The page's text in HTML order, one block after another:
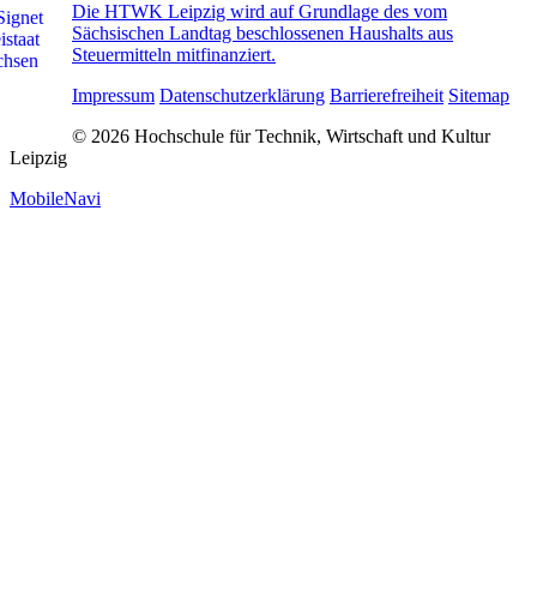
Die HTWK Leipzig wird auf Grundlage des vom
Sächsischen Landtag beschlossenen Haushalts aus
Steuermitteln mitfinanziert.
Impressum Datenschutzerklärung Barrierefreiheit Sitemap
© 2026 Hochschule für Technik, Wirtschaft und Kultur
Leipzig
MobileNavi